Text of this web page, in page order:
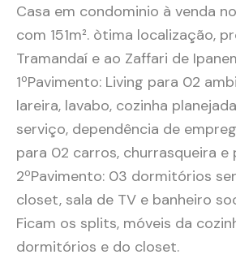
Casa em condominio à venda
com 151m². òtima localização,
Tramandaí e ao Zaffari de
1ºPavimento: Living para 02
lareira, lavabo, cozinha
serviço, dependência de
para 02 carros, churrasqueira
2ºPavimento: 03 dormitórios
closet, sala de TV e banheiro
Ficam os splits, móveis da
dormitórios e do closet.